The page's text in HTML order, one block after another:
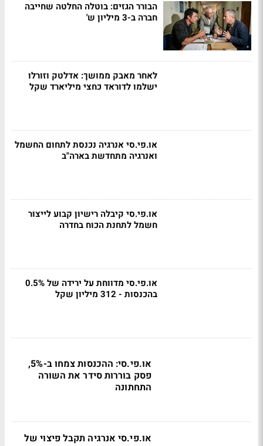
הבורר הגזים: בוטלה החלטה שחייבה
חברה ב-3 מיליון ש'
לאחר מאבק ממושך: אדלטק וזורלו
ישלמו לדוראד כחצי מיליארד שקל
או.פי.סי אנרגיה נכנסת לתחום החשמל
ואנרגיה מתחדשת בארה"ב
או.פי.סי קיבלה רישיון קבוע לייצור
חשמל לתחנת הכוח בחדרה
או.פי.סי מדווחת על ירידה של 0.5%
בהכנסות - 312 מיליון שקל
או.פי.סי: ההכנסות צמחו ב-5%,
פסק בוררות סידר את השורה
התחתונה
או.פי.סי אנרגיה תקבל פיצוי של